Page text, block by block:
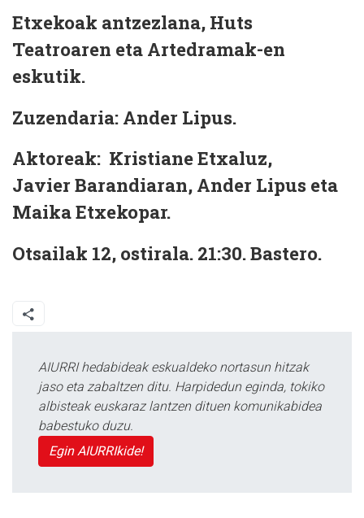
Etxekoak antzezlana, Huts
Teatroaren eta Artedramak-en
eskutik.
Zuzendaria: Ander Lipus.
Aktoreak: Kristiane Etxaluz,
Javier Barandiaran, Ander Lipus eta
Maika Etxekopar.
Otsailak 12, ostirala. 21:30. Bastero.
AIURRI hedabideak eskualdeko nortasun hitzak
jaso eta zabaltzen ditu. Harpidedun eginda, tokiko
albisteak euskaraz lantzen dituen komunikabidea
babestuko duzu.
Egin AIURRIkide!